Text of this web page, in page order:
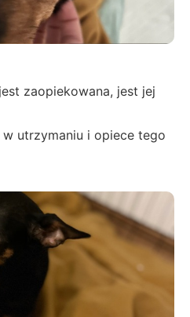
zaopiekowana, jest jej
utrzymaniu i opiece tego